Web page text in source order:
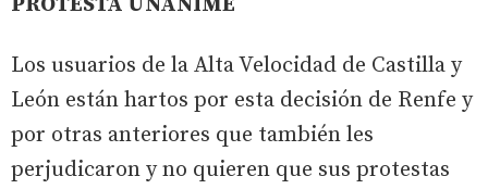
Los usuarios de la Alta Velocidad de Castilla y
León están hartos por esta decisión de Renfe y
por otras anteriores que también les
perjudicaron y no quieren que sus protestas